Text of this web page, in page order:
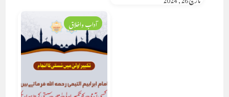
آداب واخلاق